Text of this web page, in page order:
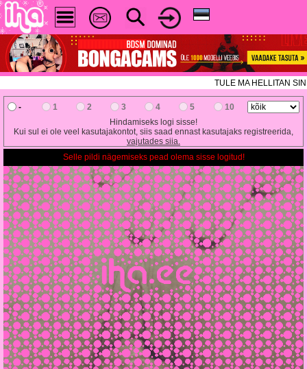
TULE MA HELLITAN
- 1 2 3 4 5
10
Hindamiseks logi sisse!
Kui sul ei ole veel kasutajakontot, siis saad ennast kasutajaks registreerida,
vajutades siia.
Selle pildi nägemiseks pead olema sisse logitud!